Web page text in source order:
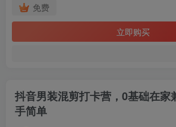
免费
立即购买
抖音男装混剪打卡营，0基础在家
手简单